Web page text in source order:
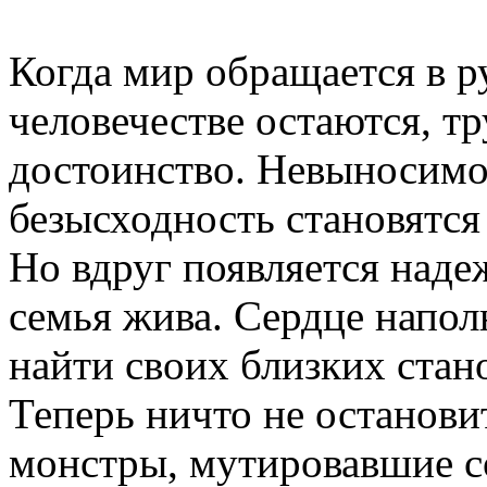
Когда мир обращается в
человечестве остаются,
достоинство.
безысходность
Но вдруг появляется
семья жива. Сердце
найти своих близких
Теперь ничто не
монстры, мутировавшие